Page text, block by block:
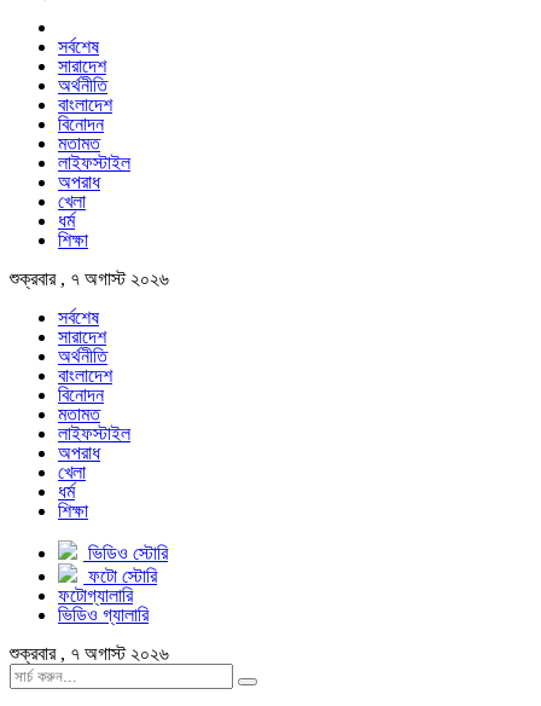
সর্বশেষ
সারাদেশ
অর্থনীতি
বাংলাদেশ
বিনোদন
মতামত
লাইফস্টাইল
অপরাধ
খেলা
ধর্ম
শিক্ষা
শুক্রবার , ৭ অগাস্ট ২০২৬
সর্বশেষ
সারাদেশ
অর্থনীতি
বাংলাদেশ
বিনোদন
মতামত
লাইফস্টাইল
অপরাধ
খেলা
ধর্ম
শিক্ষা
ভিডিও স্টোরি
ফটো স্টোরি
ফটোগ্যালারি
ভিডিও গ্যালারি
শুক্রবার , ৭ অগাস্ট ২০২৬